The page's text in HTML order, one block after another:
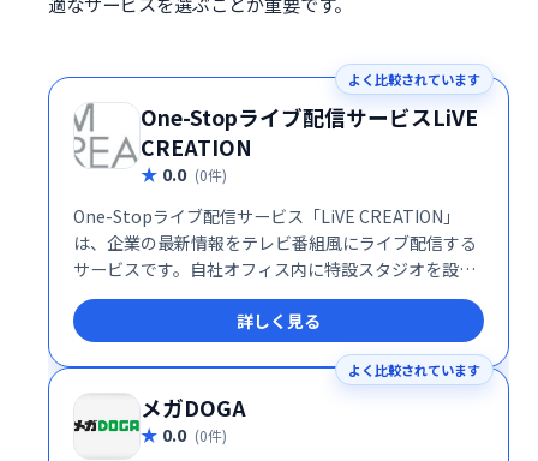
よく比較されています
One-Stopライブ配信サービスLiVE
CREATION
0.0 (0件)
One-Stopライブ配信サービス「LiVE CREATION」
は、企業の最新情報をテレビ番組風にライブ配信する
サービスです。自社オフィス内に特設スタジオを設置
し配信、もしくは提携スタジオでのクロマキー合成撮
影も可能です。手軽に高品質なライブ配信を実現し、
効果的な情報発信をサポートします。
詳しく見る
よく比較されています
メガDOGA
0.0 (0件)